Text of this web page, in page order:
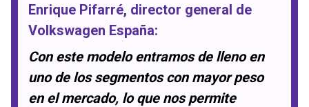
Enrique Pifarré, director general de
Volkswagen España:
Con este modelo entramos de lleno en
uno de los segmentos con mayor peso
en el mercado, lo que nos permite